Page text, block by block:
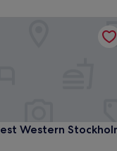
Hotel
Hotel
Western
Western
Western Stockholm